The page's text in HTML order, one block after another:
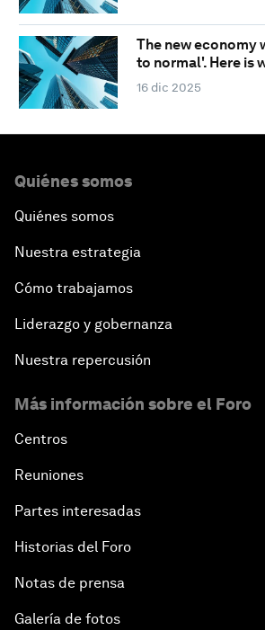
The new economy
to normal'. Here is
16 dic 2025
Quiénes somos
Quiénes somos
Nuestra estrategia
Cómo trabajamos
Liderazgo y gobernanza
Nuestra repercusión
Más información sobre el Foro
Centros
Reuniones
Partes interesadas
Historias del Foro
Notas de prensa
Galería de fotos